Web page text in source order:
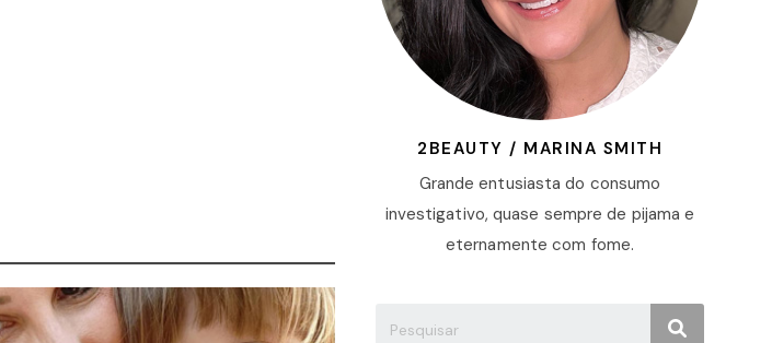
2BEAUTY / MARINA SMITH
Grande entusiasta do consumo
investigativo, quase sempre de pijama e
eternamente com fome.